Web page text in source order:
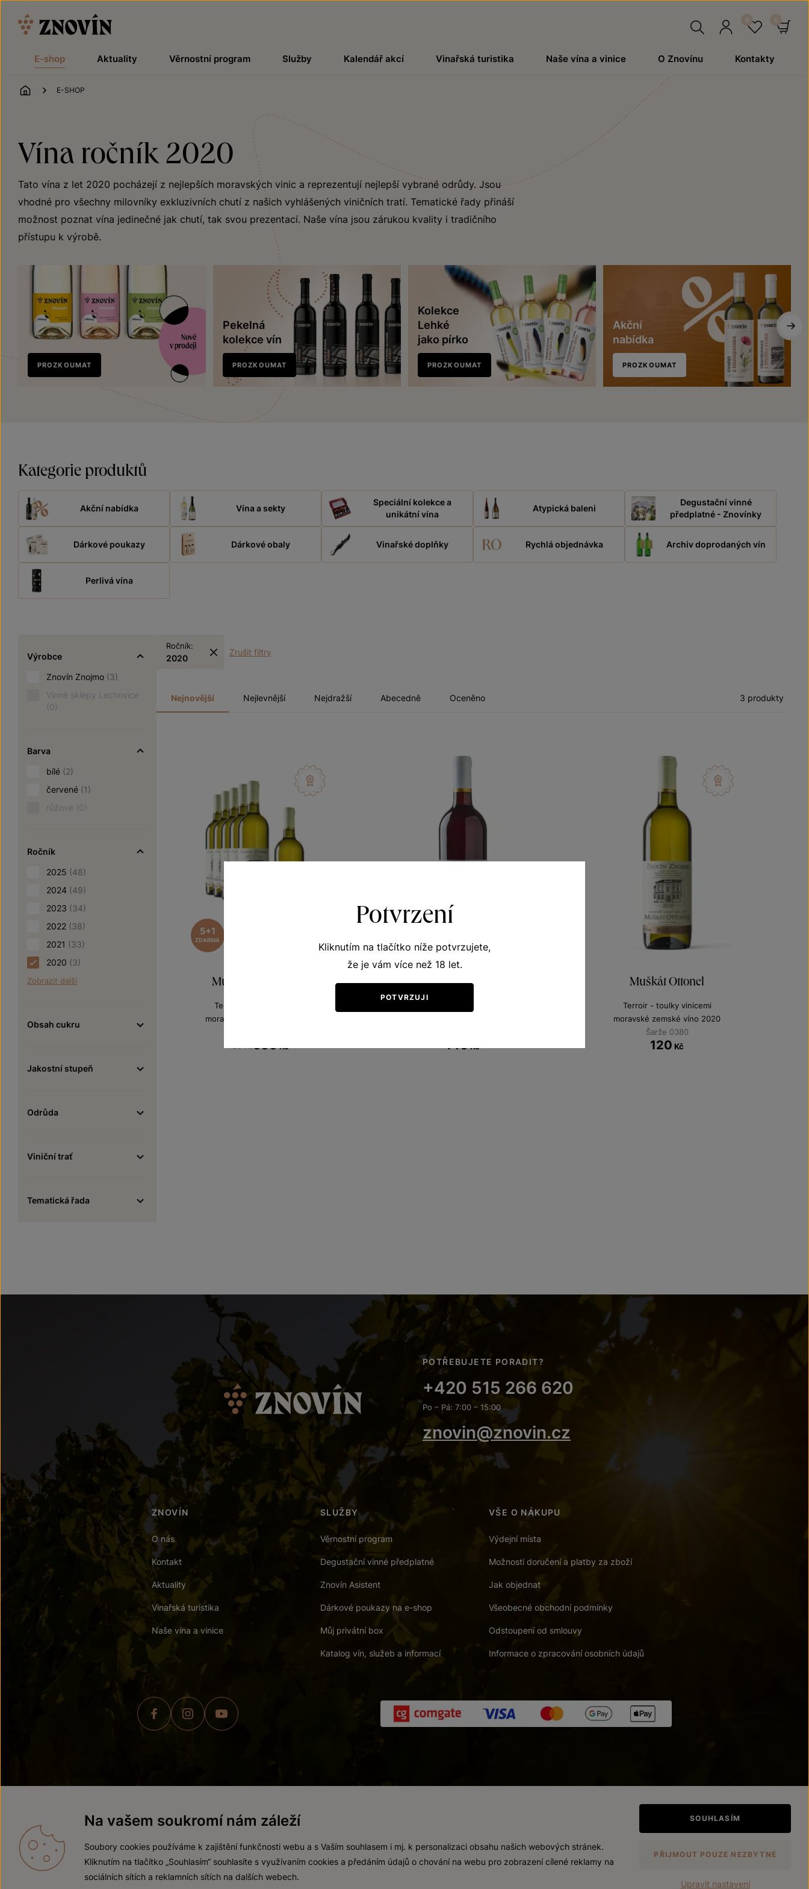
E-shop Aktuality Věrnostní program Služby Kalendář akcí Vinařská turistika Naše vína a vinice O Znovínu Kontakty
ÚVOD
E-SHOP
Vína ročník 2020
Tato vína z let 2020 pocházejí z nejlepších moravských vinic a reprezentují nejlepší vybrané odrůdy. Jsou
vhodné pro všechny milovníky exkluzivních chutí z našich vyhlášených viničních tratí. Tematické řady přináší
možnost poznat vína jedinečné jak chutí, tak svou prezentací. Naše vína jsou zárukou kvality i tradičního
přístupu k výrobě.
Nově
v prodeji
PROZKOUMAT
Pekelná
kolekce vín
PROZKOUMAT
Kolekce
Lehké
jako pírko
PROZKOUMAT
Akční
nabídka
PROZKOUMAT
Kategorie produktů
Akční nabídka Vína a sekty
Speciální kolekce a
unikátní vína
Atypická baleni
Degustační vinné
předplatné - Znovínky
Dárkové poukazy Dárkové obaly Vinařské doplňky Rychlá objednávka Archiv doprodaných vín
Perlivá vína
Výrobce
Znovín Znojmo (3)
Vinné sklepy Lechovice
(0)
Barva
bílé (2)
červené (1)
růžové (0)
Ročník
2025 (48)
2024 (49)
2023 (34)
2022 (38)
2021 (33)
2020 (3)
Zobrazit další
Obsah cukru
Jakostní stupeň
Odrůda
Viniční trať
Tematická řada
Ročník:
2020
Zrušit filtry
Nejnovější Nejlevnější Nejdražší Abecedně Oceněno 3 produkty
5+1
ZDARMA
Muškát Ottonel 5+1
Terroir - toulky vinicemi
moravské zemské víno 2020
720 Kč600Kč
Rulandské modré
140Kč
Muškát Ottonel
Terroir - toulky vinicemi
moravské zemské víno 2020
Šarže 0380
120 Kč
POTŘEBUJETE PORADIT?
+420 515 266 620
Po – Pá: 7:00 – 15:00
znovin@znovin.cz
ZNOVÍN
O nás
Kontakt
Aktuality
Vinařská turistika
Naše vína a vinice
SLUŽBY
Věrnostní program
Degustační vinné předplatné
Znovín Asistent
Dárkové poukazy na e-shop
Můj privátní box
Katalog vín, služeb a informací
VŠE O NÁKUPU
Výdejní místa
Možnosti doručení a platby za zboží
Jak objednat
Všeobecné obchodní podmínky
Odstoupení od smlouvy
Informace o zpracování osobních údajů
Zákaz prodeje alkoholických nápojů osobám mladším 18 let.
Vytvořil webProgress
Potvrzení
Kliknutím na tlačítko níže potvrzujete,
že je vám více než 18 let.
POTVRZUJI
Na vašem soukromí nám záleží
Soubory cookies používáme k zajištění funkčnosti webu a s Vaším souhlasem i mj. k personalizaci obsahu našich webových stránek.
Kliknutím na tlačítko „Souhlasím“ souhlasíte s využívaním cookies a předáním údajů o chování na webu pro zobrazení cílené reklamy na
sociálních sítích a reklamních sítích na dalších webech.
SOUHLASÍM
PŘIJMOUT POUZE NEZBYTNÉ
Upravit nastavení